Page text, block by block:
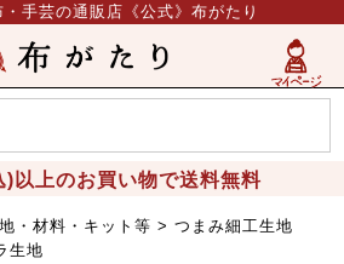
手芸の通販店《公式》布がたり
以上のお買い物で送料無料
・材料・キット等
つまみ細工生地
生地